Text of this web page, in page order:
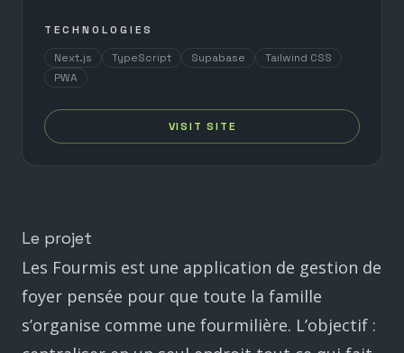
TECHNOLOGIES
Next.js
TypeScript Supabase
Tailwind CSS
PWA
VISIT SITE
Le projet
Les Fourmis est une application de gestion de
foyer pensée pour que toute la famille
s’organise comme une fourmilière. L’objectif :